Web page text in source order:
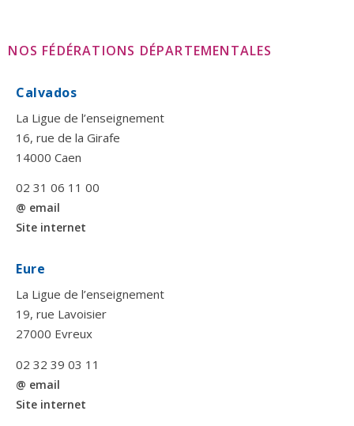
NOS FÉDÉRATIONS DÉPARTEMENTALES
Calvados
La Ligue de l’enseignement
16, rue de la Girafe
14000 Caen
02 31 06 11 00
@ email
Site internet
Eure
La Ligue de l’enseignement
19, rue Lavoisier
27000 Evreux
02 32 39 03 11
@ email
Site internet